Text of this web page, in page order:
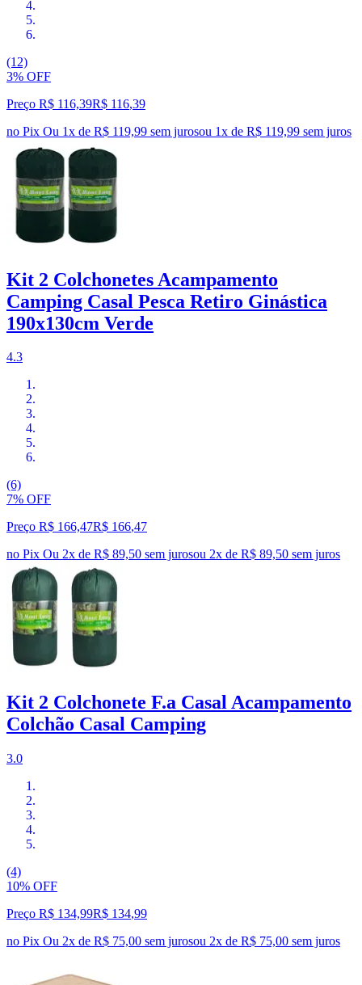
(12)
3% OFF
Preço R$ 116,39R$ 116,39
no Pix Ou 1x de R$ 119,99 sem jurosou 1x de R$ 119,99 sem juros
Kit 2 Colchonetes Acampamento
Camping Casal Pesca Retiro Ginástica
190x130cm Verde
4.3
(6)
7% OFF
Preço R$ 166,47R$ 166,47
no Pix Ou 2x de R$ 89,50 sem jurosou 2x de R$ 89,50 sem juros
Kit 2 Colchonete F.a Casal Acampamento
Colchão Casal Camping
3.0
(4)
10% OFF
Preço R$ 134,99R$ 134,99
no Pix Ou 2x de R$ 75,00 sem jurosou 2x de R$ 75,00 sem juros